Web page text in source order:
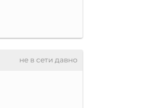
не в сети давно